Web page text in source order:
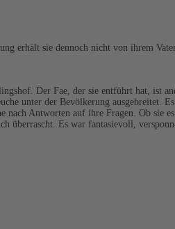
erhält sie dennoch nicht von ihrem
Der Fae, der sie entführt hat, ist
unter der Bevölkerung ausgebreitet.
nach Antworten auf ihre Fragen. Ob sie
überrascht. Es war fantasievoll,